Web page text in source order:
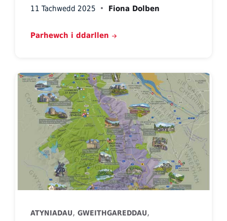
11 Tachwedd 2025 Fiona Dolben
Parhewch i ddarllen
Denbighshire
Attractions
Map
ATYNIADAU, GWEITHGAREDDAU,